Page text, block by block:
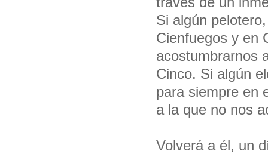
Si algún
Cienfuegos y en
acostumbrarnos
Cinco. Si algún
para siempre en
a la que no nos
Volverá a él, un